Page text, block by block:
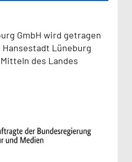
GmbH wird getragen
Lüneburg
des Landes